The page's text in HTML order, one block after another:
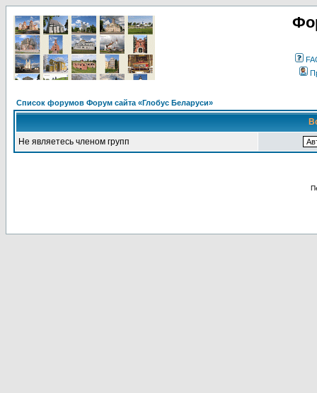
Список форумов Форум сайта «Глобус Беларуси»
Не являетесь членом групп